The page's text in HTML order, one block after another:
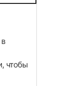
чтобы